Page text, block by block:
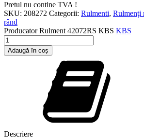
Pretul nu contine TVA !
SKU: 208272 Categorii: Rulmenti, Rulmenți
rând
ProducatorRulment 42072RS KBS KBS
Cantitate
Rulment
42072RS
Adaugă în coș
Descriere